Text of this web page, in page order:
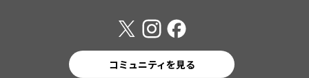
コミュニティを見る